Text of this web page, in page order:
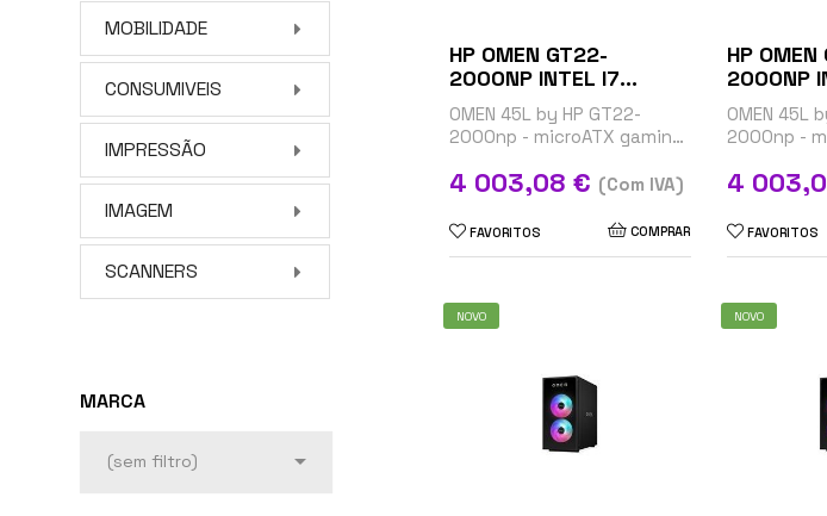
MOBILIDADE
CONSUMIVEIS
IMPRESSÃO
IMAGEM
SCANNERS
MARCA
(sem filtro) 
HP OMEN GT22-
2000NP INTEL I7
14700F (P)
OMEN 45L by HP GT22-
2000np - microATX gaming
GHz - RAM 32 GB - SSD 1 TB
- NVMe, TLC -...
Preço
4 003,08 € (Com IVA)
FAVORITOS COMPRAR
HP
2000NP
14700F (P)
OMEN 45L
2000np -
GHz - RAM
- NVMe, TLC
Preço
4
FAVORITOS
NOVO NOVO